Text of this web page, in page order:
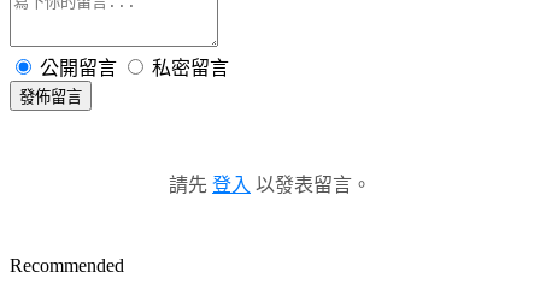
公開留言 私密留言
發佈留言
請先 登入 以發表留言。
Recommended